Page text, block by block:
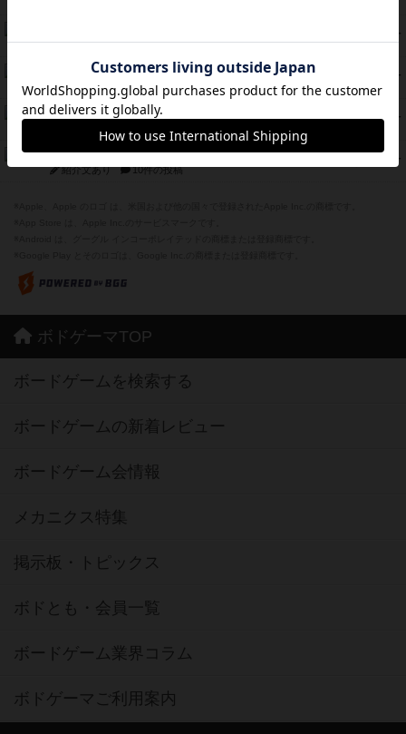
PT
紹介文あり 12件の投稿
PT
紹介文あり 1件の投稿
45 PT
Bitter End ブタペスト救出作戦
PT
ドコジャン
紹介文あり 10件の投稿
ボドゲーマTOP
ボードゲームを検索する
ボードゲームの新着レビュー
ボードゲーム会情報
メカニクス特集
掲示板・トピックス
ボドとも・会員一覧
ボードゲーム業界コラム
ボドゲーマご利用案内